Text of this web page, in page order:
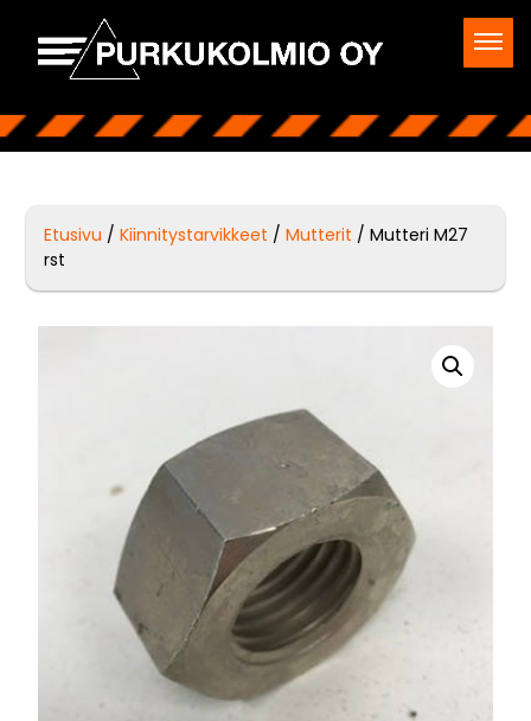
Etusivu /Kiinnitystarvikkeet /Mutterit / Mutteri M27
rst